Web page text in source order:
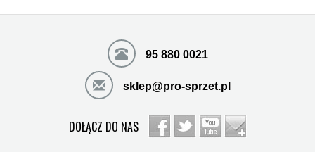
95 880 0021
sklep@pro-sprzet.pl
DOŁĄCZ DO NAS